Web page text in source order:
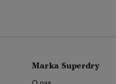
Marka Superdry